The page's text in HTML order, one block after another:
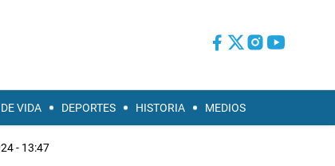
VIDA DEPORTES HISTORIA MEDIOS
- 13:47